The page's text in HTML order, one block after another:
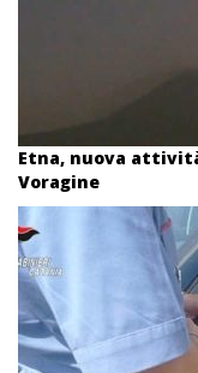
Etna, nuova
Voragine